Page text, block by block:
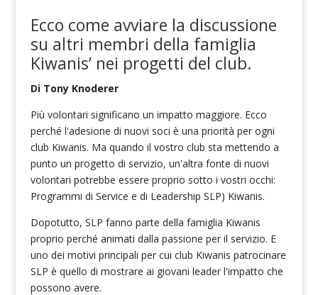
Ecco come avviare la discussione
su altri membri della famiglia
Kiwanis’nei progetti del club.
Di Tony Knoderer
Più volontari significano un impatto maggiore. Ecco
perché l'adesione di nuovi soci è una priorità per ogni
club Kiwanis. Ma quando il vostro club sta mettendo a
punto un progetto di servizio, un'altra fonte di nuovi
volontari potrebbe essere proprio sotto i vostri occhi:
Programmi di Service e di Leadership SLP) Kiwanis.
Dopotutto, SLP fanno parte della famiglia Kiwanis
proprio perché animati dalla passione per il servizio. E
uno dei motivi principali per cui club Kiwanis patrocinare
SLP è quello di mostrare ai giovani leader l'impatto che
possono avere.